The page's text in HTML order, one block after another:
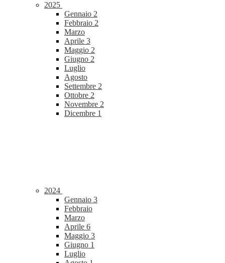
2025
Gennaio 2
Febbraio 2
Marzo
Aprile 3
Maggio 2
Giugno 2
Luglio
Agosto
Settembre 2
Ottobre 2
Novembre 2
Dicembre 1
2024
Gennaio 3
Febbraio
Marzo
Aprile 6
Maggio 3
Giugno 1
Luglio